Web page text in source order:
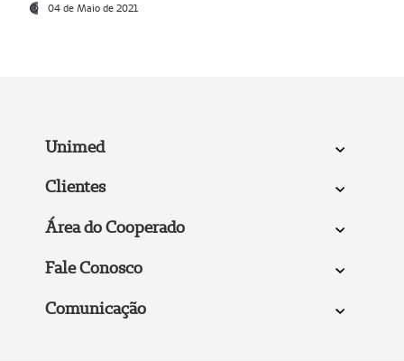
04 de Maio de 2021
Unimed
Clientes
Área do Cooperado
Fale Conosco
Comunicação